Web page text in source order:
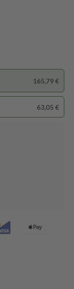
165,79 €
63,05 €